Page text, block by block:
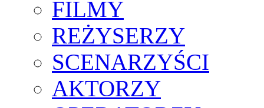
FILMY
REŻYSERZY
SCENARZYŚCI
AKTORZY